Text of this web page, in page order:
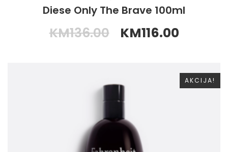
Diese Only The Brave 100ml
KM136.00 KM116.00
AKCIJA!